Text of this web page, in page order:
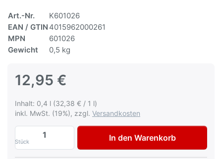
Art.-Nr.
K601026
EAN / GTIN 4015962000261
MPN
601026
Gewicht
0,5 kg
12,95 €
Inhalt: 0,4 l (32,38 € / 1 l)
inkl. MwSt. (19%), zzgl. Versandkosten
Stück
Autolack Toyota 1J9 Celestial Silver met
In den Warenkorb